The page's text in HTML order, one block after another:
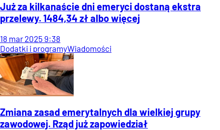
Już za kilkanaście dni emeryci dostaną ekstra
przelewy. 1484,34 zł albo więcej
18 mar 2025 9:38
Dodatki i programyWiadomości
Zmiana zasad emerytalnych dla wielkiej grupy
zawodowej. Rząd już zapowiedział